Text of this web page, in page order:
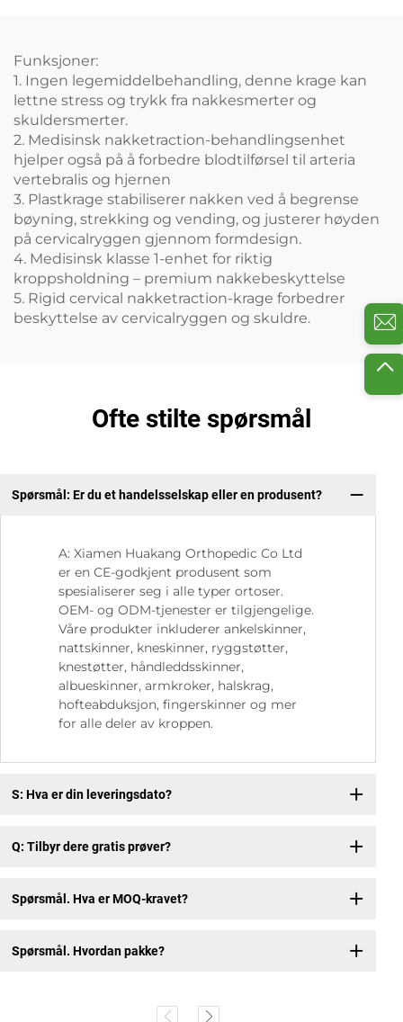
Funksjoner:
1. Ingen legemiddelbehandling, denne krage kan
lettne stress og trykk fra nakkesmerter og
skuldersmerter.
2. Medisinsk nakketraction-behandlingsenhet
hjelper også på å forbedre blodtilførsel til arteria
vertebralis og hjernen
3. Plastkrage stabiliserer nakken ved å begrense
bøyning, strekking og vending, og justerer høyden
på cervicalryggen gjennom formdesign.
4. Medisinsk klasse 1-enhet for riktig
kroppsholdning – premium nakkebeskyttelse
5. Rigid cervical nakketraction-krage forbedrer
beskyttelse av cervicalryggen og skuldre.
Ofte stilte spørsmål
Spørsmål: Er du et handelsselskap eller en produsent?
A: Xiamen Huakang Orthopedic Co Ltd
er en CE-godkjent produsent som
spesialiserer seg i alle typer ortoser.
OEM- og ODM-tjenester er tilgjengelige.
Våre produkter inkluderer ankelskinner,
nattskinner, kneskinner, ryggstøtter,
knestøtter, håndleddsskinner,
albueskinner, armkroker, halskrag,
hofteabduksjon, fingerskinner og mer
for alle deler av kroppen.
S: Hva er din leveringsdato?
Q: Tilbyr dere gratis prøver?
Spørsmål. Hva er MOQ-kravet?
Spørsmål. Hvordan pakke?